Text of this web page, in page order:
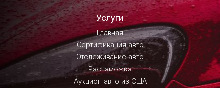
Услуги
Главная
Сертификация авто
Отслеживание авто
Растаможка
Аукцион авто из США